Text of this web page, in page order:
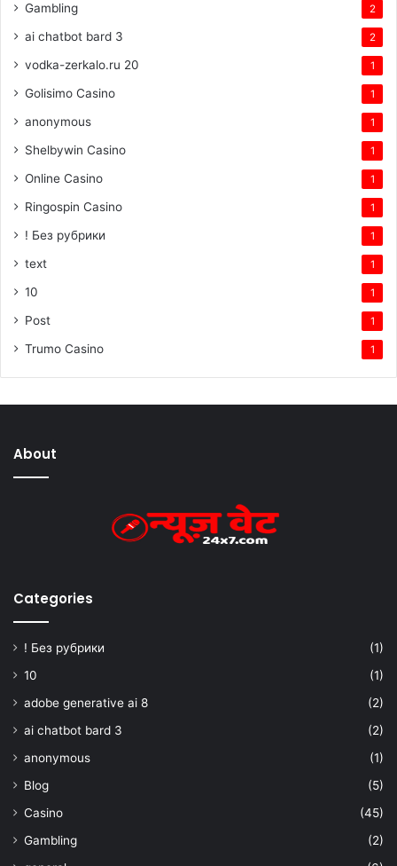
Gambling 2
ai chatbot bard 3 2
vodka-zerkalo.ru 20 1
Golisimo Casino 1
anonymous 1
Shelbywin Casino 1
Online Casino 1
Ringospin Casino 1
! Без рубрики 1
text 1
10 1
Post 1
Trumo Casino 1
About
Categories
! Без рубрики
(1)
10
(1)
adobe generative ai 8
(2)
ai chatbot bard 3
(2)
anonymous
(1)
Blog
(5)
Casino
(45)
Gambling
(2)